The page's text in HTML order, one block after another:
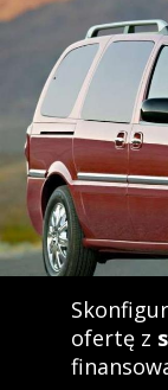
ofertę z